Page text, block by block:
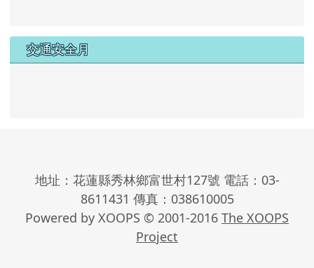
交通安全月
地址：花蓮縣秀林鄉富世村127號 電話：03-
8611431 傳真：038610005
Powered by XOOPS © 2001-2016 The XOOPS
Project